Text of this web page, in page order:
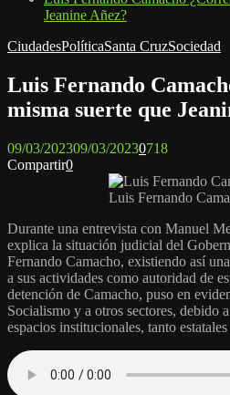
Jeanine Añez?
CiudadesPolíticaSanta CruzSociedad
Luis Fernando
misma suerte que
09/03/202309/03/20230718
Compartir0
Luis Fernando
Durante una entrevista con Manuel
explica la situación judicial del
Fernando Camacho, existiendo así
a sus actividades como autoridad de
detención de Camacho, puso en
Socialismo y a otros sectores, debido
espacios institucionales, tanto